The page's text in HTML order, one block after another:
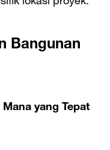
Bangunan
yang Tepat